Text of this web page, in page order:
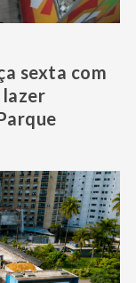
sexta com